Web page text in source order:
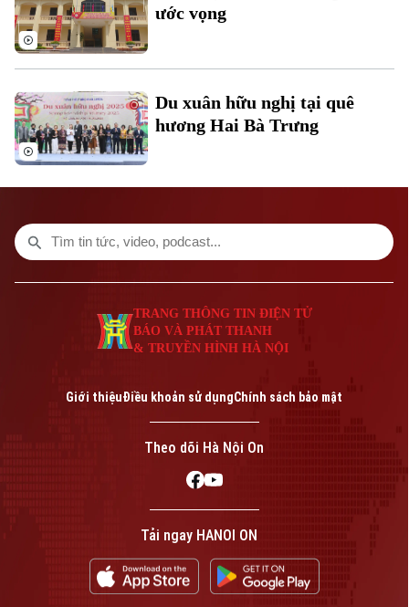
phép số: Số 63/GP-TTDT, cấp ngày 10/05/2023
TRANG THÔNG TIN ĐIỆN TỬ
CỦA CƠ QUAN BÁO VÀ PHÁT THANH TRUYỀN HÌNH HÀ NỘI
Số 3-5 Huỳnh Thúc Kháng-Phường Láng-Hà Nội
ước vọng
Du xuân hữu nghị tại quê
hương Hai Bà Trưng
TRANG THÔNG TIN ĐIỆN TỬ
BÁO VÀ PHÁT THANH
& TRUYỀN HÌNH HÀ NỘI
Giới thiệuĐiều khoản sử dụngChính sách bảo mật
Theo dõi Hà Nội On
Tải ngay HANOI ON